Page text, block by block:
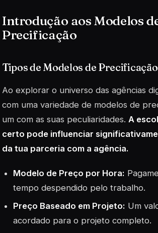
Introdução aos Modelos
Precificação
Tipos de Modelos de Precificação
Ao explorar o universo das agências
com uma variedade de modelos de
um com as suas peculiaridades. A
certo pode influenciar
da tua parceria com a agência.
Modelo de Preço por Hora:
tempo despendido pelo trabalho.
Preço Baseado em Projeto: Um
acordado para o projeto completo.